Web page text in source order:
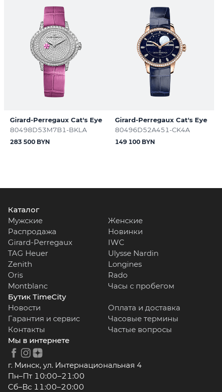
Girard-Perregaux Cat's Eye
80498D53M7B1-BKLA
283 500 BYN
Girard-Perregaux Cat's Eye
80496D52A451-CK4A
149 100 BYN
Каталог
Мужские
Женские
Распродажа
Новинки
Girard-Perregaux
IWC
TAG Heuer
Ulysse Nardin
Zenith
Longines
Oris
Rado
Montblanc
Часы с пробегом
Бутик TimeCity
Новости
Оплата и доставка
Гарантия и сервис
Часовые термины
Контакты
Частые вопросы
Мы в интернете
г. Минск, ул. Интернациональная 4
Пн–Пт 10:00–21:00
Сб–Вс 11:00–20:00